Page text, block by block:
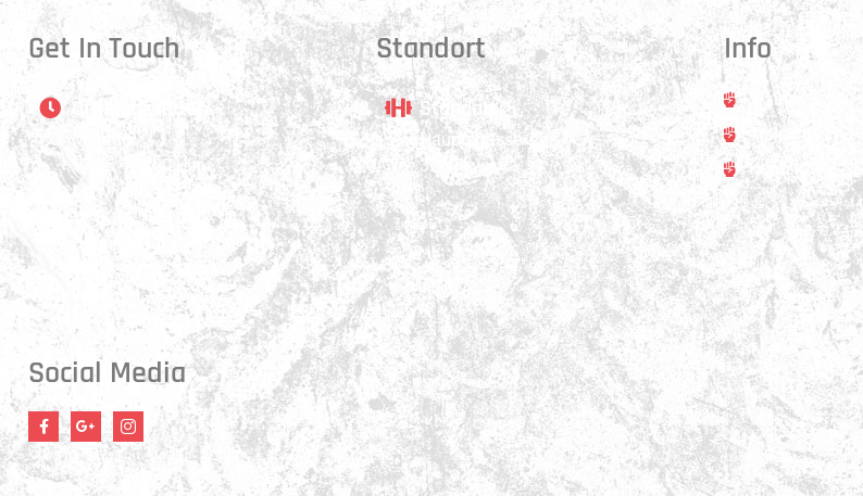
Get In Touch
Öffnungszeiten
Montag:
17:15 - 21:00 Uhr
Mittwoch:
17:30 - 21:00 Uhr
Donnerstag:
17:15 - 18:45 Uhr
Freitag:
17:30 - 21:00 Uhr
Social Media
Standort
Standort
Hauptstrasse 31
3250 Lyss
Info
Trainer
Training
Kontakt